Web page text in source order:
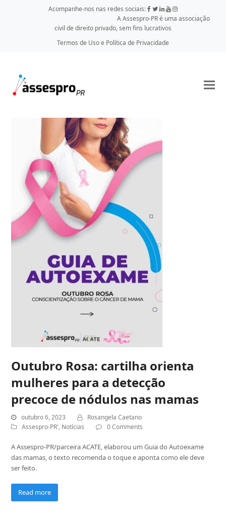
Acompanhe-nos nas redes sociais:
A Assespro-PR é uma associação
civil de direito privado, sem fins lucrativos
Termos de Uso e Política de Privacidade
Outubro Rosa: cartilha orienta
mulheres para a detecção
precoce de nódulos nas mamas
outubro 6, 2023
Rosangela Caetano
Assespro-PR', Notícias 0 Comments
A Assespro-PR/parceira ACATE, elaborou um Guia do Autoexame
das mamas, o texto recomenda o toque e aponta como ele deve
ser feito.
Read more